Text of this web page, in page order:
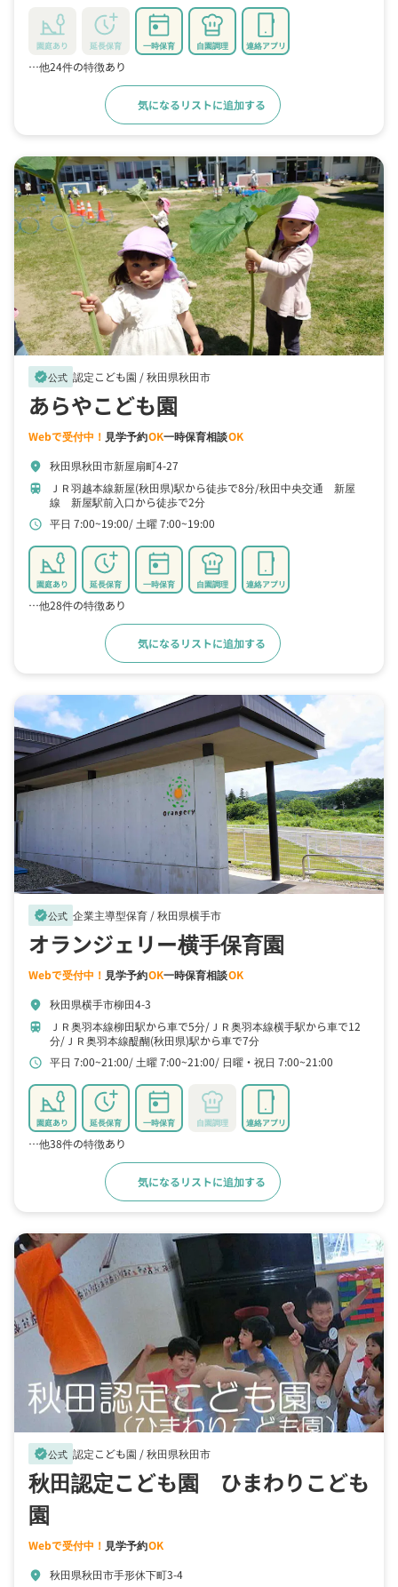
園庭あり 延長保育 一時保育 自園調理 連絡アプリ
…他24件の特徴あり
気になるリストに追加する
verified公式 認定こども園 /秋田県秋田市
あらやこども園
Webで受付中！ 見学予約OK一時保育相談OK
location_on 秋田県秋田市新屋扇町4-27
train ＪＲ羽越本線新屋(秋田県)駅から徒歩で8分 秋田中央交通 新屋
線 新屋駅前入口から徒歩で2分
schedule 平日 7:00~19:00 土曜 7:00~19:00
園庭あり 延長保育 一時保育 自園調理 連絡アプリ
…他28件の特徴あり
気になるリストに追加する
verified公式 企業主導型保育 /秋田県横手市
オランジェリー横手保育園
Webで受付中！ 見学予約OK一時保育相談OK
location_on 秋田県横手市柳田4-3
train ＪＲ奥羽本線柳田駅から車で5分
ＪＲ奥羽本線横手駅から車で12
分
ＪＲ奥羽本線醍醐(秋田県)駅から車で7分
schedule 平日 7:00~21:00 土曜 7:00~21:00 日曜・祝日 7:00~21:00
園庭あり 延長保育 一時保育 自園調理 連絡アプリ
…他38件の特徴あり
気になるリストに追加する
verified公式 認定こども園 /秋田県秋田市
秋田認定こども園 ひまわりこども
園
Webで受付中！ 見学予約OK
location_on 秋田県秋田市手形休下町3-4